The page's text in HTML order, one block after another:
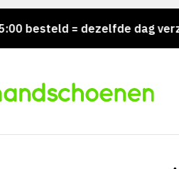
= dezelfde dag